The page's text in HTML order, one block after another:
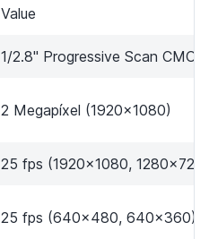
Value
1/2.8" Progressive Scan CMOS
2 Megapíxel (1920x1080)
25 fps (1920×1080, 1280×720)
25 fps (640×480, 640x360)